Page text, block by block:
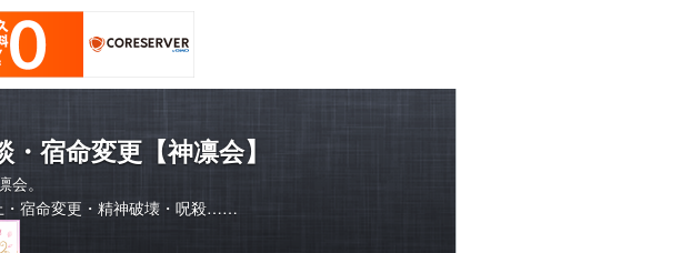
宿命変更【神凛会】
。
・宿命変更・精神破壊・呪殺……